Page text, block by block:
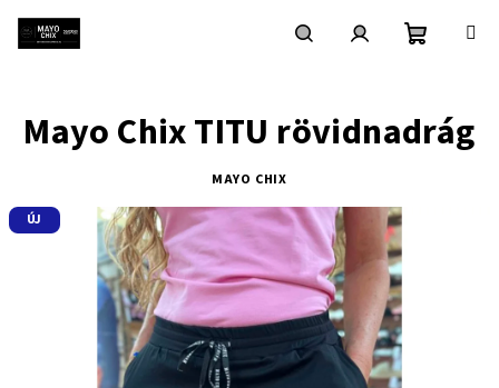
Mayo Chix TITU rövidnadrág
MAYO CHIX
ÚJ